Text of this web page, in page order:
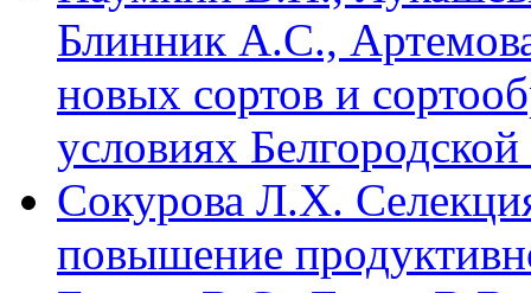
Блинник А.С.,
новых сортов и
условиях
Сокурова Л.Х.
повышение